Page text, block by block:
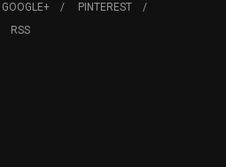
GOOGLE+
PINTEREST
RSS